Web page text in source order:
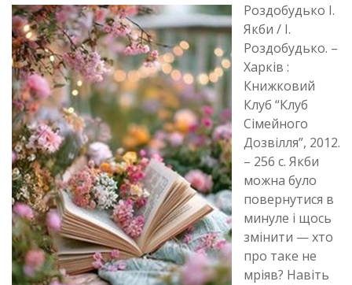
Роздобудько І.
Якби / І.
Роздобудько. –
Харків :
Книжковий
Клуб “Клуб
Сімейного
Дозвілля”, 2012.
– 256 с. Якби
можна було
повернутися в
минуле і щось
змінити — хто
про таке не
мріяв? Навіть